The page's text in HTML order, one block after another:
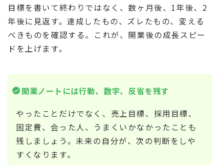
目標を書いて終わりではなく、数ヶ月後、1年後、2
年後に見返す。達成したもの、ズレたもの、変える
べきものを確認する。これが、開業後の成長スピー
ドを上げます。
開業ノートには行動、数字、反省を残す
やったことだけでなく、売上目標、採用目標、
固定費、会った人、うまくいかなかったことも
残しましょう。未来の自分が、次の判断をしや
すくなります。